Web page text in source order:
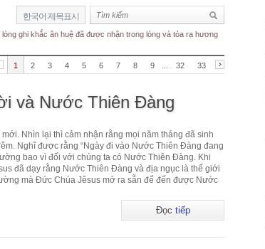
한국어 제목표시
ghi khắc ân huệ đã được nhận trong lòng và tỏa ra hương
1 2 3 4 5 6 7 8 9 32 33
và Nước Thiên Đàng
Nhìn lại thì cảm nhận rằng mọi năm tháng đã sinh
Nghĩ được rằng “Ngày đi vào Nước Thiên Đàng đang
bao vì đối với chúng ta có Nước Thiên Đàng. Khi
đã dạy rằng Nước Thiên Đàng và địa ngục là thế giới
mà Đức Chúa Jêsus mở ra sẵn để đến được Nước
Đọc tiếp